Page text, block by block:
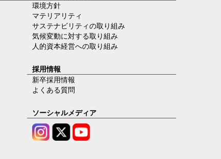
環境方針
マテリアリティ
サステナビリティの取り組み
気候変動に対する取り組み
人的資本経営への取り組み
採用情報
新卒採用情報
よくある質問
ソーシャルメディア